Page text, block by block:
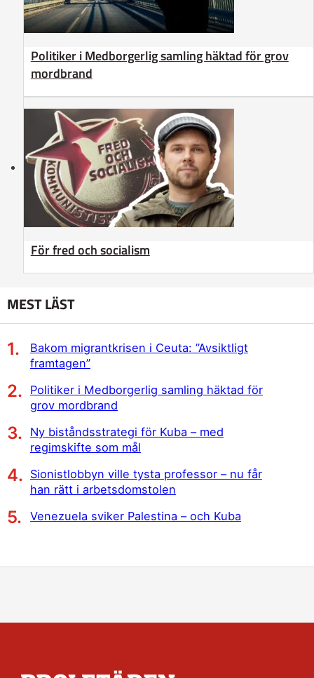
Politiker i Medborgerlig samling häktad för grov
mordbrand
För fred och socialism
MEST LÄST
Bakom migrantkrisen i Ceuta: ”Avsiktligt
framtagen”
Politiker i Medborgerlig samling häktad för
grov mordbrand
Ny biståndsstrategi för Kuba – med
regimskifte som mål
Sionistlobbyn ville tysta professor – nu får
han rätt i arbetsdomstolen
Venezuela sviker Palestina – och Kuba